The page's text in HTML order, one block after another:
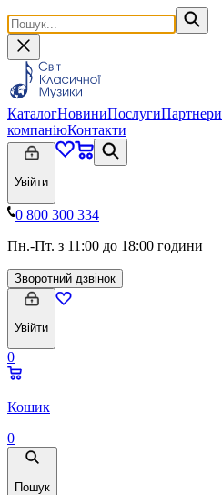
КаталогНовиниПослугиПартнери
компаніюКонтакти
Увійти
0 800 300 334
Пн.-Пт. з 11:00 до 18:00 години
Зворотний дзвінок
Увійти
0
Кошик
0
Пошук